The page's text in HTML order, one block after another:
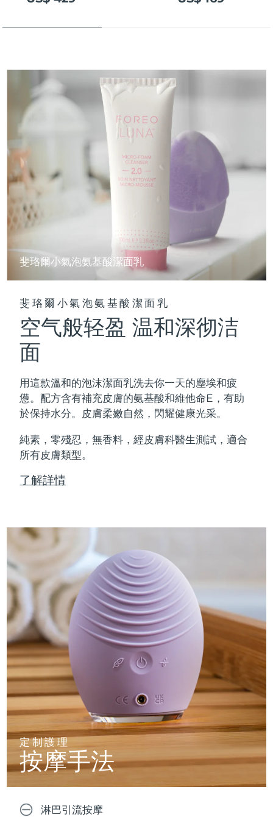
斐珞爾小氣泡氨基酸潔面乳
斐珞爾小氣泡氨基酸潔面乳
空气般轻盈 温和深彻洁
面
用這款溫和的泡沫潔面乳洗去你一天的塵埃和疲
憊。配方含有補充皮膚的氨基酸和維他命E，有助
於保持水分。皮膚柔嫩自然，閃耀健康光采。
純素，零殘忍，無香料，經皮膚科醫生測試，適合
所有皮膚類型。
了解詳情
定制護理
按摩手法
淋巴引流按摩